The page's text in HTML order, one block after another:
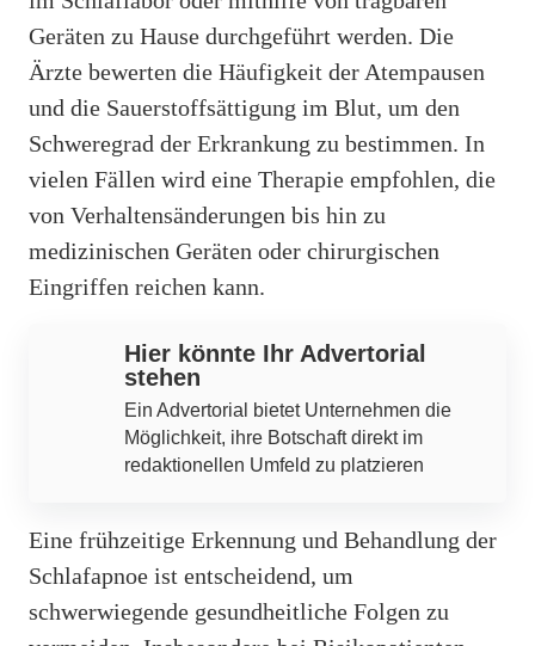
Geräten zu Hause durchgeführt werden. Die
Ärzte bewerten die Häufigkeit der Atempausen
und die Sauerstoffsättigung im Blut, um den
Schweregrad der Erkrankung zu bestimmen. In
vielen Fällen wird eine Therapie empfohlen, die
von Verhaltensänderungen bis hin zu
medizinischen Geräten oder chirurgischen
Eingriffen reichen kann.
Hier könnte Ihr Advertorial
stehen
Ein Advertorial bietet Unternehmen die
Möglichkeit, ihre Botschaft direkt im
redaktionellen Umfeld zu platzieren
Eine frühzeitige Erkennung und Behandlung der
Schlafapnoe ist entscheidend, um
schwerwiegende gesundheitliche Folgen zu